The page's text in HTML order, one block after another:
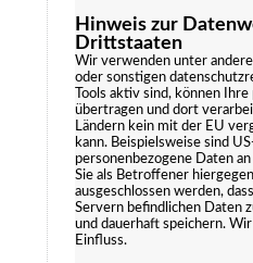
Hinweis zur
Drittstaaten
Wir verwenden unter
oder sonstigen
Tools aktiv sind, können
übertragen und dort
Ländern kein mit der EU
kann. Beispielsweise sind
personenbezogene Daten
Sie als Betroffener
ausgeschlossen werden,
Servern befindlichen Daten
und dauerhaft speichern.
Einfluss.